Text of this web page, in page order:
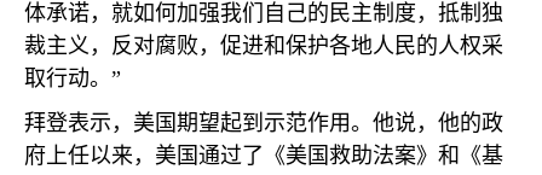
体承诺，就如何加强我们自己的民主制度，抵制独
裁主义，反对腐败，促进和保护各地人民的人权采
取行动。”
拜登表示，美国期望起到示范作用。他说，他的政
府上任以来，美国通过了《美国救助法案》和《基